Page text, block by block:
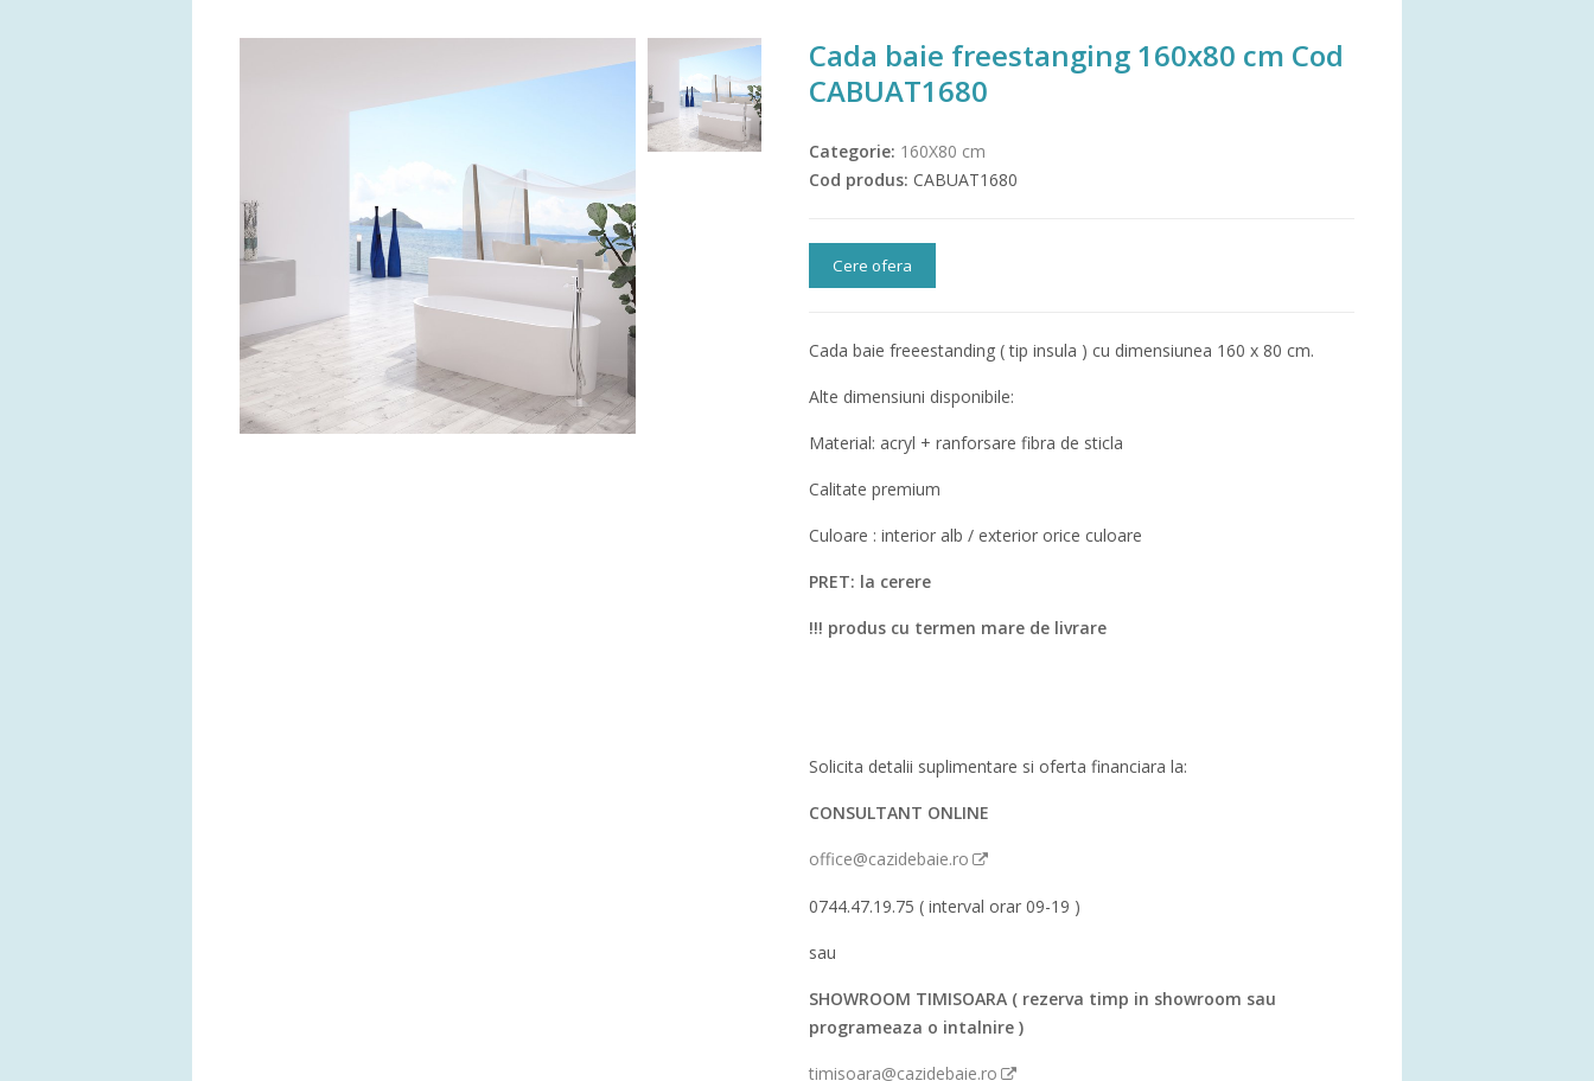
Cada baie freestanging 160x80 cm Cod
CABUAT1680
Categorie: 160X80 cm
Cod produs: CABUAT1680
Cere ofera
Cada baie freeestanding ( tip insula ) cu dimensiunea 160 x 80 cm.
Alte dimensiuni disponibile:
Material: acryl + ranforsare fibra de sticla
Calitate premium
Culoare : interior alb / exterior orice culoare
PRET: la cerere
!!! produs cu termen mare de livrare
Solicita detalii suplimentare si oferta financiara la:
CONSULTANT ONLINE
office@cazidebaie.ro
0744.47.19.75 ( interval orar 09-19 )
sau
SHOWROOM TIMISOARA ( rezerva timp in showroom sau
programeaza o intalnire )
timisoara@cazidebaie.ro